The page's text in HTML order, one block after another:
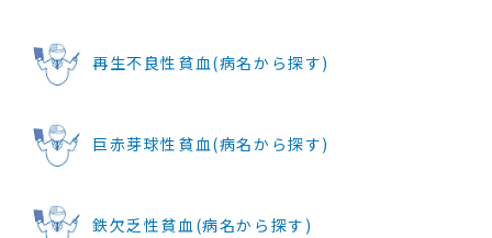
再生不良性貧血(病名から探す)
巨赤芽球性貧血(病名から探す)
鉄欠乏性貧血(病名から探す)